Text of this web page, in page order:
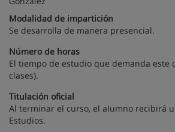
Modalidad de impartición
Se desarrolla de manera presencial.
Número de horas
El tiempo de estudio que demanda este
clases).
Titulación oficial
Al terminar el curso, el alumno recibirá
Estudios.